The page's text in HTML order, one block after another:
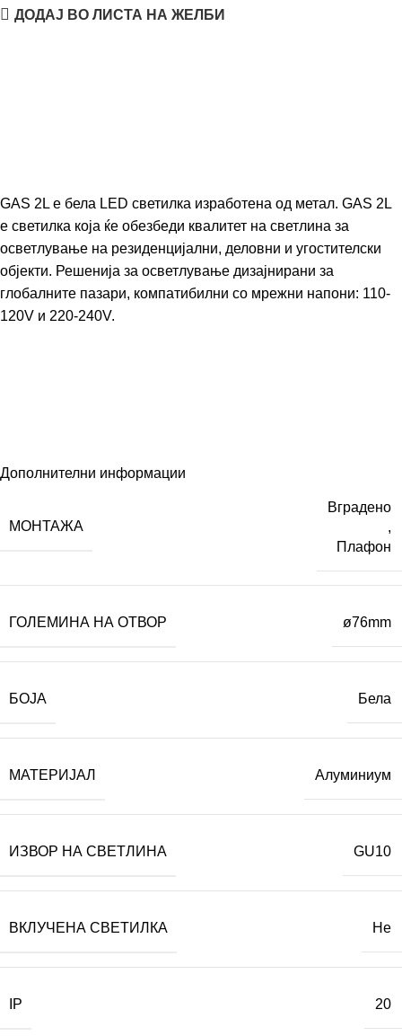
ДОДАЈ ВО ЛИСТА НА ЖЕЛБИ
GAS 2L е бела LED светилка изработена од метал. GAS 2L
е светилка која ќе обезбеди квалитет на светлина за
осветлување на резиденцијални, деловни и угостителски
објекти. Решенија за осветлување дизајнирани за
глобалните пазари, компатибилни со мрежни напони: 110-
120V и 220-240V.
Дополнителни информации
МОНТАЖА
Вградено
,
Плафон
ГОЛЕМИНА НА ОТВОР ø76mm
БОЈА Бела
МАТЕРИЈАЛ Алуминиум
ИЗВОР НА СВЕТЛИНА GU10
ВКЛУЧЕНА СВЕТИЛКА Не
IP 20